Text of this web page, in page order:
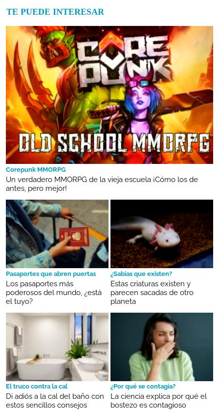
TE PUEDE INTERESAR
Corepunk MMORPG
Un verdadero MMORPG de la vieja escuela ¡Cómo los de
antes, pero mejor!
Pasaportes que abren puertas
Los pasaportes más
poderosos del mundo, ¿está
el tuyo?
¿Sabías que existen?
Estas criaturas existen y
parecen sacadas de otro
planeta
El truco contra la cal
Di adiós a la cal del baño con
estos sencillos consejos
¿Por qué se contagia?
La ciencia explica por qué el
bostezo es contagioso